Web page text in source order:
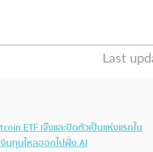
ETF เจ๊งและปิดตัวเป็นแห่งแรกใน
นทุนไหลออกไปฝั่ง AI